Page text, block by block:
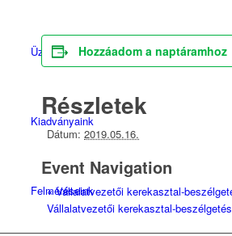
Üzleti megoldások
Kiadványaink
Felméréseink
Hozzáadom a naptáramhoz
Részletek
Dátum: 2019.05.16.
Event Navigation
«Vállalatvezetői kerekasztal-
Vállalatvezetői kerekasztal-